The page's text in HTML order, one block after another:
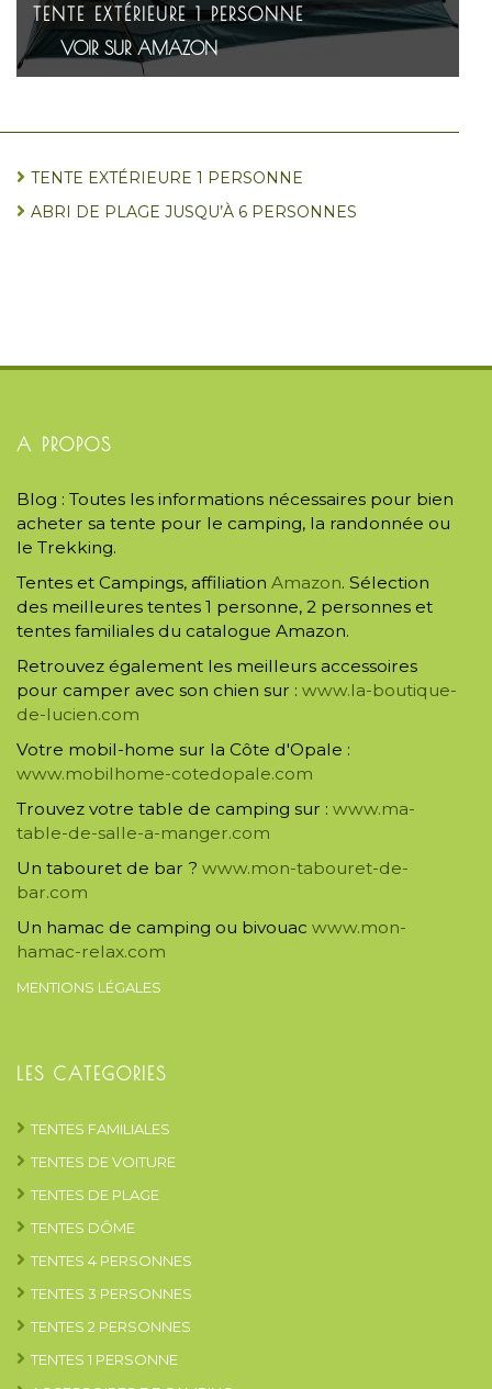
TENTE EXTÉRIEURE 1 PERSONNE
VOIR SUR AMAZON
TENTE EXTÉRIEURE 1 PERSONNE
ABRI DE PLAGE JUSQU’À 6 PERSONNES
A PROPOS
Blog : Toutes les informations nécessaires pour bien
acheter sa tente pour le camping, la randonnée ou
le Trekking.
Tentes et Campings, affiliation Amazon. Sélection
des meilleures tentes 1 personne, 2 personnes et
tentes familiales du catalogue Amazon.
Retrouvez également les meilleurs accessoires
pour camper avec son chien sur : www.la-boutique-
de-lucien.com
Votre mobil-home sur la Côte d'Opale :
www.mobilhome-cotedopale.com
Trouvez votre table de camping sur : www.ma-
table-de-salle-a-manger.com
Un tabouret de bar ? www.mon-tabouret-de-
bar.com
Un hamac de camping ou bivouac www.mon-
hamac-relax.com
MENTIONS LÉGALES
LES CATEGORIES
TENTES FAMILIALES
TENTES DE VOITURE
TENTES DE PLAGE
TENTES DÔME
TENTES 4 PERSONNES
TENTES 3 PERSONNES
TENTES 2 PERSONNES
TENTES 1 PERSONNE